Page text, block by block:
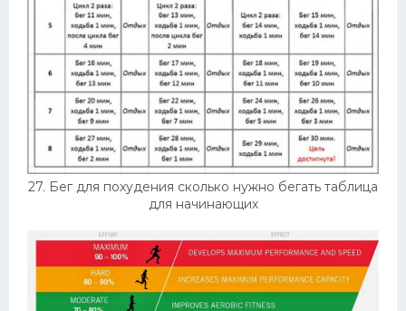
27. Бег для похудения сколько нужно бегать таблица
для начинающих